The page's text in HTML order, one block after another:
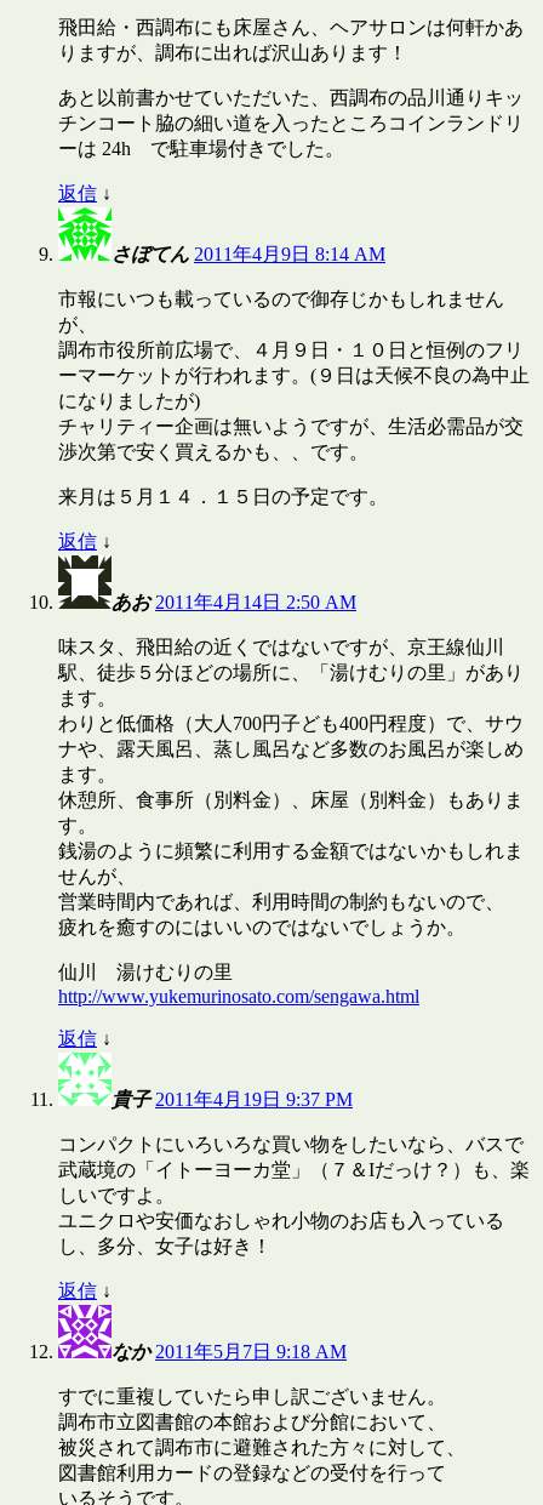
飛田給・西調布にも床屋さん、ヘアサロンは何軒かあ
りますが、調布に出れば沢山あります！
あと以前書かせていただいた、西調布の品川通りキッ
チンコート脇の細い道を入ったところコインランドリ
ーは 24h で駐車場付きでした。
返信 ↓
さぼてん 2011年4月9日 8:14 AM
市報にいつも載っているので御存じかもしれません
が、
調布市役所前広場で、４月９日・１０日と恒例のフリ
ーマーケットが行われます。(９日は天候不良の為中止
になりましたが)
チャリティー企画は無いようですが、生活必需品が交
渉次第で安く買えるかも、、です。
来月は５月１４．１５日の予定です。
返信 ↓
あお 2011年4月14日 2:50 AM
味スタ、飛田給の近くではないですが、京王線仙川
駅、徒歩５分ほどの場所に、「湯けむりの里」があり
ます。
わりと低価格（大人700円子ども400円程度）で、サウ
ナや、露天風呂、蒸し風呂など多数のお風呂が楽しめ
ます。
休憩所、食事所（別料金）、床屋（別料金）もありま
す。
銭湯のように頻繁に利用する金額ではないかもしれま
せんが、
営業時間内であれば、利用時間の制約もないので、
疲れを癒すのにはいいのではないでしょうか。
仙川 湯けむりの里
http://www.yukemurinosato.com/sengawa.html
返信 ↓
貴子 2011年4月19日 9:37 PM
コンパクトにいろいろな買い物をしたいなら、バスで
武蔵境の「イトーヨーカ堂」（７＆Iだっけ？）も、楽
しいですよ。
ユニクロや安価なおしゃれ小物のお店も入っている
し、多分、女子は好き！
返信 ↓
なか 2011年5月7日 9:18 AM
すでに重複していたら申し訳ございません。
調布市立図書館の本館および分館において、
被災されて調布市に避難された方々に対して、
図書館利用カードの登録などの受付を行って
いるそうです。